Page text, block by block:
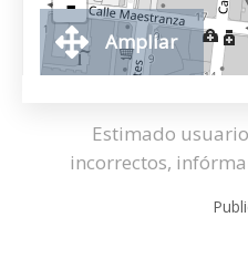
Ampliar
Estimado
incorrectos,